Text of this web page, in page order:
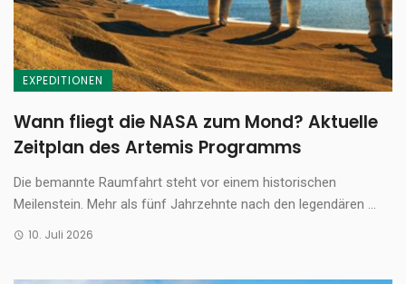
EXPEDITIONEN
Wann fliegt die NASA zum Mond? Aktuelle
Zeitplan des Artemis Programms
Die bemannte Raumfahrt steht vor einem historischen
Meilenstein. Mehr als fünf Jahrzehnte nach den legendären ...
10. Juli 2026